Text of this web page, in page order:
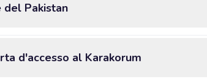
del Pakistan
d'accesso al Karakorum